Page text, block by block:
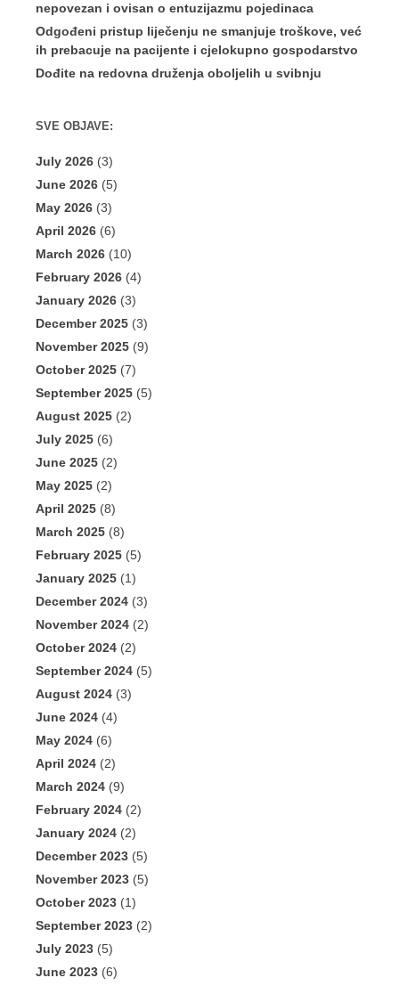
nepovezan i ovisan o entuzijazmu pojedinaca
Odgođeni pristup liječenju ne smanjuje troškove, već
ih prebacuje na pacijente i cjelokupno gospodarstvo
Dođite na redovna druženja oboljelih u svibnju
SVE OBJAVE:
July 2026 (3)
June 2026 (5)
May 2026 (3)
April 2026 (6)
March 2026 (10)
February 2026 (4)
January 2026 (3)
December 2025 (3)
November 2025 (9)
October 2025 (7)
September 2025 (5)
August 2025 (2)
July 2025 (6)
June 2025 (2)
May 2025 (2)
April 2025 (8)
March 2025 (8)
February 2025 (5)
January 2025 (1)
December 2024 (3)
November 2024 (2)
October 2024 (2)
September 2024 (5)
August 2024 (3)
June 2024 (4)
May 2024 (6)
April 2024 (2)
March 2024 (9)
February 2024 (2)
January 2024 (2)
December 2023 (5)
November 2023 (5)
October 2023 (1)
September 2023 (2)
July 2023 (5)
June 2023 (6)